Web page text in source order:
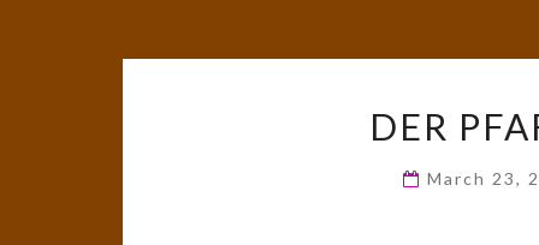
DER
March 23,